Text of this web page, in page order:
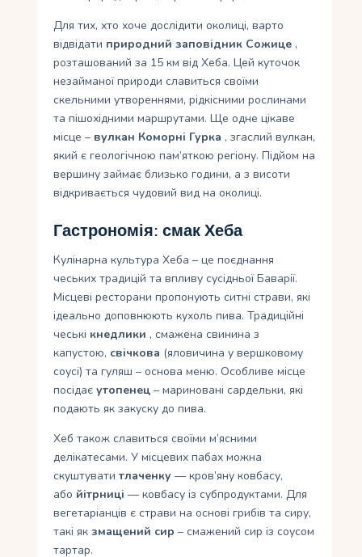
Для тих, хто хоче дослідити околиці, варто
відвідати природний заповідник Сожице ,
розташований за 15 км від Хеба. Цей куточок
незайманої природи славиться своїми
скельними утвореннями, рідкісними рослинами
та пішохідними маршрутами. Ще одне цікаве
місце – вулкан Коморні Гурка , згаслий вулкан,
який є геологічною пам’яткою регіону. Підйом на
вершину займає близько години, а з висоти
відкривається чудовий вид на околиці.
Гастрономія: смак Хеба
Кулінарна культура Хеба – це поєднання
чеських традицій та впливу сусідньої Баварії.
Місцеві ресторани пропонують ситні страви, які
ідеально доповнюють кухоль пива. Традиційні
чеські кнедлики , смажена свинина з
капустою, свічкова (яловичина у вершковому
соусі) та гуляш – основа меню. Особливе місце
посідаєутопенец – мариновані сардельки, які
подають як закуску до пива.
Хеб також славиться своїми м’ясними
делікатесами. У місцевих пабах можна
скуштуватитлаченку — кров’яну ковбасу,
або йітрниці — ковбасу із субпродуктами. Для
вегетаріанців є страви на основі грибів та сиру,
такі якзмащений сир – смажений сир із соусом
тартар.